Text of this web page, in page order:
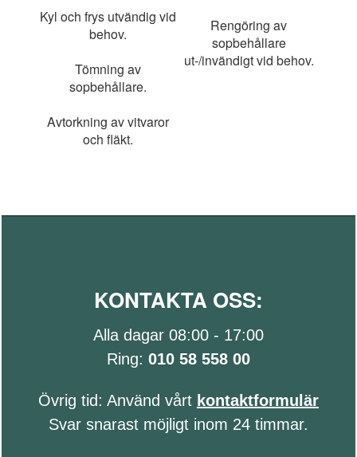
Kyl och frys utvändig vid
behov.
Tömning av
sopbehållare.
Avtorkning av vitvaror
och fläkt.
Rengöring av
sopbehållare
ut-/invändigt vid behov.
KONTAKTA OSS:
Alla dagar 08:00 - 17:00
Ring: 010 58 558 00
Övrig tid: Använd vårt kontaktformulär
Svar snarast möjligt inom 24 timmar.